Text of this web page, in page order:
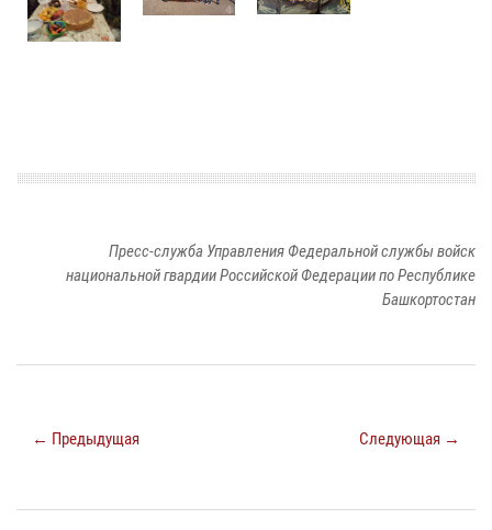
Пресс-служба Управления Федеральной службы войск
национальной гвардии Российской Федерации по Республике
Башкортостан
← Предыдущая Следующая →